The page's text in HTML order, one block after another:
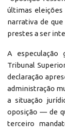
últimas
narrativa de
prestes a ser
A especulação
Tribunal
declaração
administração
a situação
oposição — de
terceiro